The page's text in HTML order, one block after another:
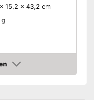
15,2 x 43,2 cm
g
- Scheiben